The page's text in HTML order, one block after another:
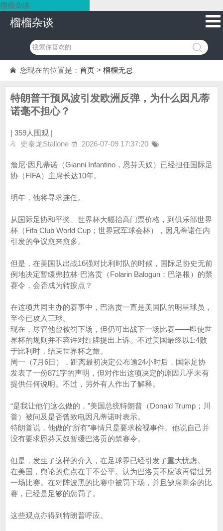
榴榴杂谈
榴榴杂谈
您现在的位置是： 首页 > 榴榴无忌
特朗普干预风波引发欧洲反弹，为什么因凡蒂
诺毫不担心？
| 359人围观 |
史泰龙Stallone
2026-07-09 17:37:20
詹尼·因凡蒂诺（Gianni Infantino，恩芬天奴）已经担任国际足
协（FIFA）主席长达10年。
明年，他将寻求连任。
从国际足协和平奖、世界杯大幅抬高门票价格，到俱乐部世界
杯（Fifa Club World Cup；世界冠军球会杯），因凡蒂诺任内
引发的争议愈来愈多。
但是，在美国队出战16强对比利时队的时候，国际足协史无前
例地决定暂缓弗拉林·巴洛贡（Folarin Balogun；巴洛根）的禁
赛令，会否成为转捩点？
在这项共同主办的赛事中，巴洛贡一直是美国队的明星球员，
至今已攻入三球。
现在，尽管他曾被罚下场，但仍可出战下一场比赛——即使世
界杯的规则并不容许对红牌提出上诉。不过美国最终以1:4败
于比利时，结束世界杯之旅。
周一（7月6日），距离最初决定公布逾24小时后，国际足协
发表了一份871字的声明，但对作出这项决定的原因几乎未有
提供任何说明。不过，另外有人作出了解释。
“是我让他们这么做的，”美国总统特朗普（Donald Trump；川
普）被问及是否曾致电因凡蒂诺时表示。
特朗普说，他做的“所有”事情只是要求检视事件。他说自己并
没有要求恩芬天奴暂缓巴洛贡的禁赛令。
但是，发生了这样的介入，在足球界已经引发了重大忧虑。
在美国，舆论的焦点在于不公平。认为巴洛贡不应该再错过另
一场比赛。在对阵波黑的比赛中被罚下场，并且缺席剩余的比
赛，已经是足够的惩罚了。
这些观点亦得到特朗普呼应。